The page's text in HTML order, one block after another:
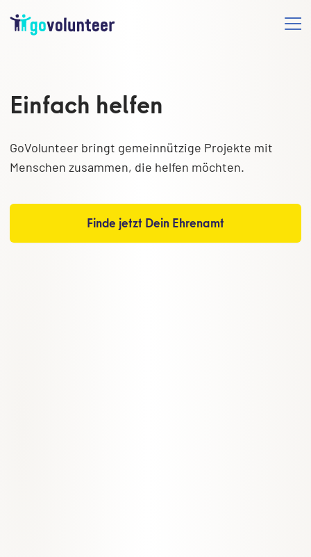
Einfach helfen
GoVolunteer bringt gemeinnützige Projekte mit
Menschen zusammen, die helfen möchten.
Finde jetzt Dein Ehrenamt